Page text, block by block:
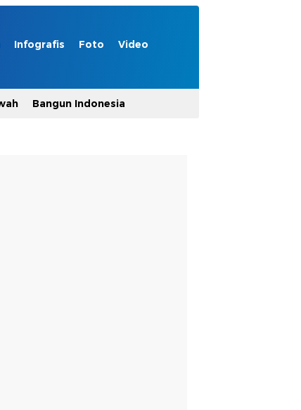
Infografis Foto Video
Bangun Indonesia